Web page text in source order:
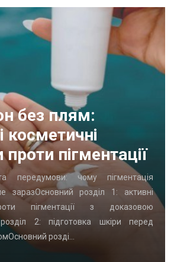
без плям:
косметичні
пігментації
передумови: чому пігментація
заразОсновний розділ 1: активні
пігментації з доказовою
2: підготовка шкіри перед
розді…